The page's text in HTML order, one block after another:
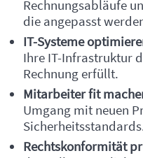
Rechnungsabläufe
die angepasst
IT-Systeme
Ihre IT-Infrastruktur
Rechnung erfüllt.
Mitarbeiter fit
Umgang mit neuen
Rechtskonformität